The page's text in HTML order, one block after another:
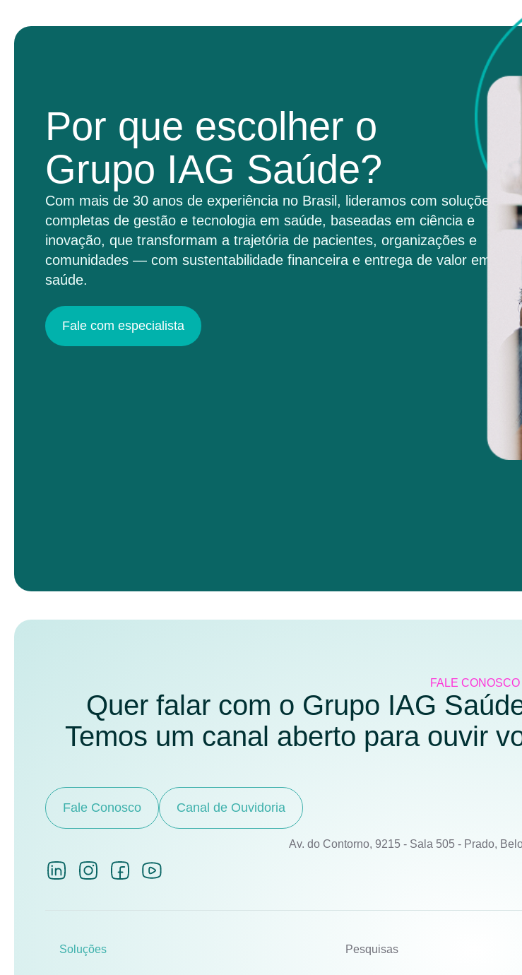
Por que escolher o
Grupo IAG Saúde?
Com mais de 30 anos de experiência no Brasil, lideramos com soluções
completas de gestão e tecnologia em saúde, baseadas em ciência e
inovação, que transformam a trajetória de pacientes, organizações e
comunidades — com sustentabilidade financeira e entrega de valor em
saúde.
Fale com especialista
FALE CONOSCO
Quer falar com o Grupo IAG
Temos um canal aberto para ouvir
Fale Conosco Canal de Ouvidoria
Av. do Contorno, 9215 - Sala 505 - Prado,
Soluções Pesquisas